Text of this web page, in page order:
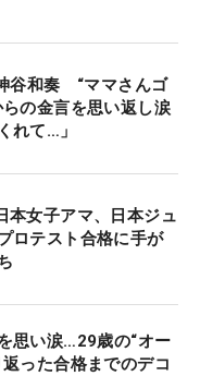
えたが、これまで4
壁は、そう簡単に
重圧のなかでのプ
ばし“安全圏”にも
になると、体、そ
でボギーを叩く
ルボギーが来てし
れ「初めて焦りの
て冒頭のようにメ
谷和奏 “ママさんゴ
の金言を思い返し涙
れて…」
本女子アマ、日本ジュ
ロテスト合格に手が
思い涙…29歳の“オー
った合格までのデコ